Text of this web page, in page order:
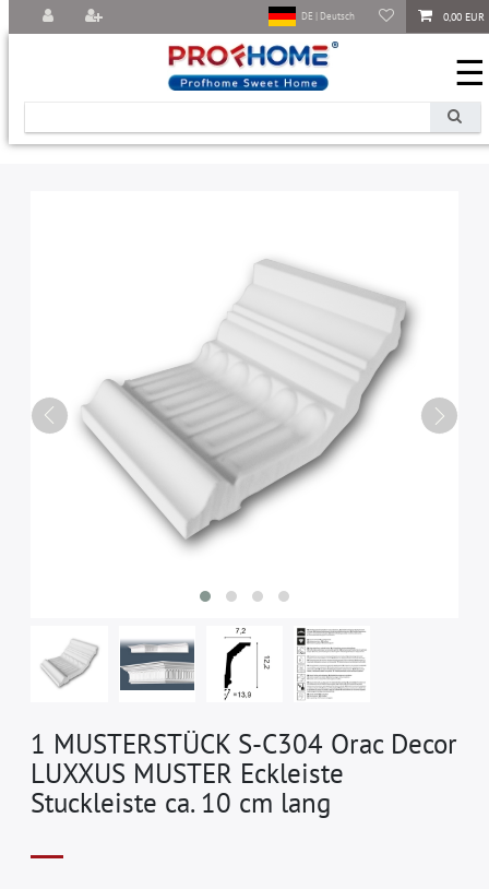
0,00 EUR
DE | Deutsch
☰
1 MUSTERSTÜCK S-C304 Orac Decor
LUXXUS MUSTER Eckleiste
Stuckleiste ca. 10 cm lang